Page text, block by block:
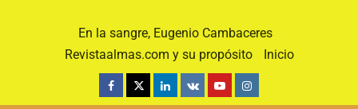
En la sangre, Eugenio Cambaceres
Revistaalmas.com y su propósito
Inicio